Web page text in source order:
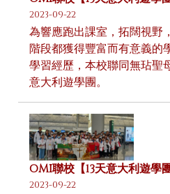
2023-09-22
為響應跑出課室，拓闊視野
階段都獲得豐富而有意義的
學習經歷，本校聯同無玷聖
意大利遊學團。
OMI聯校【13天意大利遊學團
2023-09-22